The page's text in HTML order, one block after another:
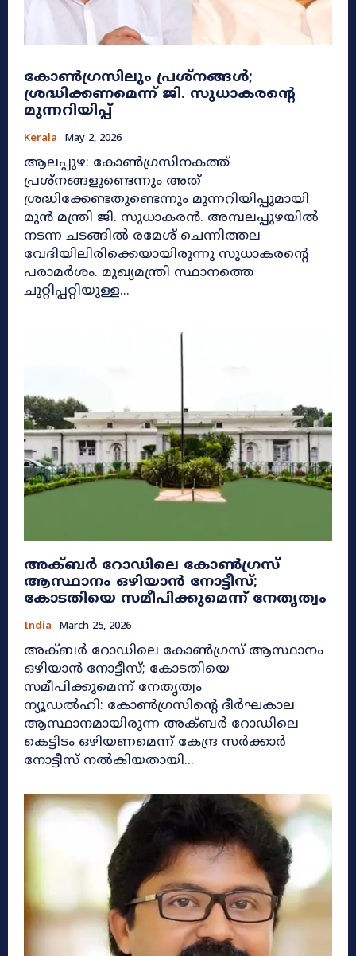
കോൺഗ്രസിലും പ്രശ്നങ്ങൾ;
ശ്രദ്ധിക്കണമെന്ന് ജി. സുധാകരന്റെ
മുന്നറിയിപ്പ്
Kerala May 2, 2026
ആലപ്പുഴ: കോൺഗ്രസിനകത്ത്
പ്രശ്നങ്ങളുണ്ടെന്നും അത്
ശ്രദ്ധിക്കേണ്ടതുണ്ടെന്നും മുന്നറിയിപ്പുമായി
മുൻ മന്ത്രി ജി. സുധാകരൻ. അമ്പലപ്പുഴയിൽ
നടന്ന ചടങ്ങിൽ രമേശ് ചെന്നിത്തല
വേദിയിലിരിക്കെയായിരുന്നു സുധാകരന്റെ
പരാമർശം. മുഖ്യമന്ത്രി സ്ഥാനത്തെ
ചുറ്റിപ്പറ്റിയുള്ള...
അക്ബർ റോഡിലെ കോൺഗ്രസ്
ആസ്ഥാനം ഒഴിയാൻ നോട്ടീസ്;
കോടതിയെ സമീപിക്കുമെന്ന് നേതൃത്വം
India March 25, 2026
അക്ബർ റോഡിലെ കോൺഗ്രസ് ആസ്ഥാനം
ഒഴിയാൻ നോട്ടീസ്; കോടതിയെ
സമീപിക്കുമെന്ന് നേതൃത്വം
ന്യൂഡൽഹി: കോൺഗ്രസിന്റെ ദീർഘകാല
ആസ്ഥാനമായിരുന്ന അക്ബർ റോഡിലെ
കെട്ടിടം ഒഴിയണമെന്ന് കേന്ദ്ര സർക്കാർ
നോട്ടീസ് നൽകിയതായി...